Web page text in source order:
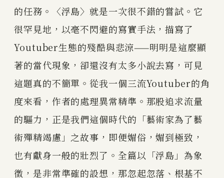
的任務。〈浮島〉就是一次很不錯的嘗試。它
很罕見地，以毫不閃避的寫實手法，描寫了
Youtuber生態的殘酷與悲涼——明明是這麼顯
著的當代現象，卻還沒有太多小說去寫，可見
這題真的不簡單。從我一個三流Youtuber的角
度來看，作者的處理異常精準。那股追求流量
的驅力，正是我們這個時代的「藝術家為了藝
術殫精竭慮」之故事，即便媚俗，媚到極致，
也有獻身一般的壯烈了。全篇以「浮島」為象
徵，是非常準確的設想，那忽起忽落、根基不